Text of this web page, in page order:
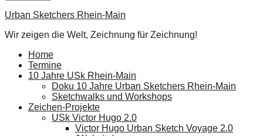
Urban Sketchers Rhein-Main
Wir zeigen die Welt, Zeichnung für Zeichnung!
Home
Termine
10 Jahre USk Rhein-Main
Doku 10 Jahre Urban Sketchers Rhein-Main
Sketchwalks und Workshops
Zeichen-Projekte
USk Victor Hugo 2.0
Victor Hugo Urban Sketch Voyage 2.0